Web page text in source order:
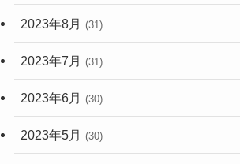
2023年8月 (31)
2023年7月 (31)
2023年6月 (30)
2023年5月 (30)